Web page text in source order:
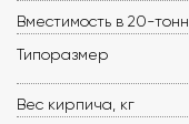
Вместимость в 20-
Типоразмер
Вес кирпича, кг